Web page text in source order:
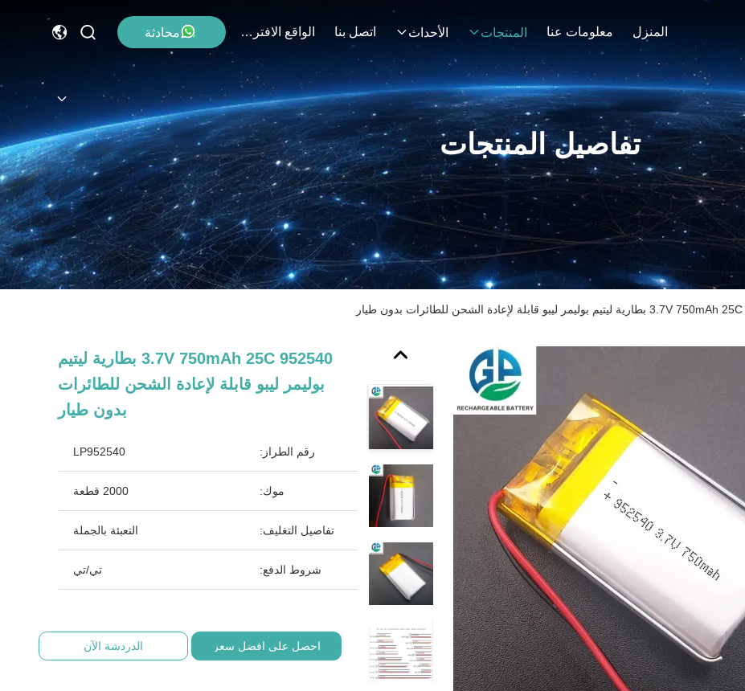
المنزل معلومات عنا المنتجات الأحداث اتصل بنا الواقع الافتراضي محادثة
تفاصيل المنتجات
952540 3.7V 750mAh 25C بطارية ليتيم
بوليمر ليبو قابلة لإعادة الشحن للطائرات
بدون طيار
رقم الطراز: LP952540
موك: 2000 قطعة
تفاصيل التغليف: التعبئة بالجملة
شروط الدفع: تي/تي
احصل على افضل سعر الدردشة الآن